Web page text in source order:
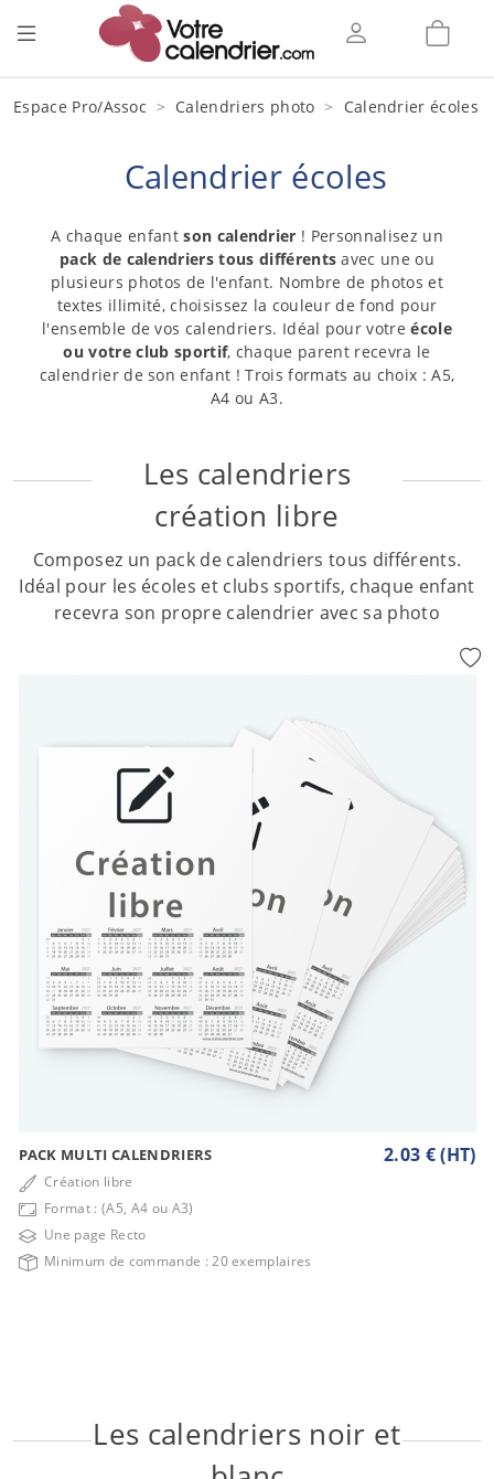
Espace Pro/Assoc Calendriers photo Calendrier écoles
Calendrier écoles
A chaque enfantson calendrier ! Personnalisez un
pack de calendriers tous différents avec une ou
plusieurs photos de l'enfant. Nombre de photos et
textes illimité, choisissez la couleur de fond pour
l'ensemble de vos calendriers. Idéal pour votreécole
ou votre club sportif, chaque parent recevra le
calendrier de son enfant ! Trois formats au choix : A5,
A4 ou A3.
Les calendriers
création libre
Composez un pack de calendriers tous différents.
Idéal pour les écoles et clubs sportifs, chaque enfant
recevra son propre calendrier avec sa photo
PACK MULTI CALENDRIERS
Création libre
Format : (A5, A4 ou A3)
Une page Recto
Minimum de commande : 20 exemplaires
2.03 € (HT)
Les calendriers noir et